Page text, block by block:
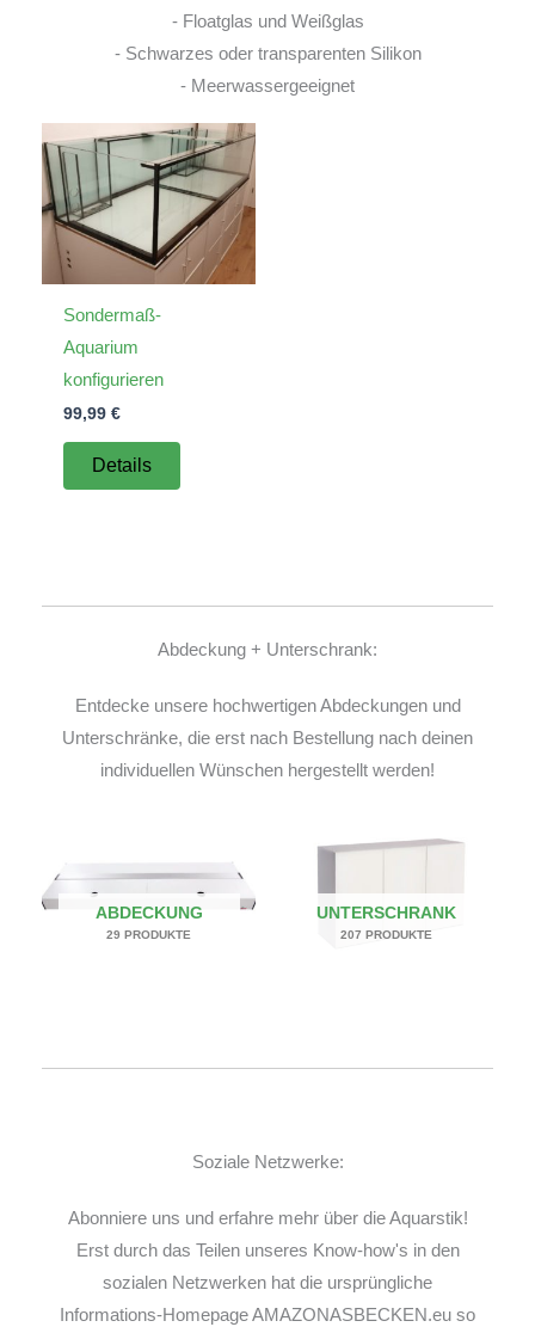
- Floatglas und Weißglas
- Schwarzes oder transparenten Silikon
- Meerwassergeeignet
Sondermaß-
Aquarium
konfigurieren
99,99 €
Details
Abdeckung + Unterschrank:
Entdecke unsere hochwertigen Abdeckungen und
Unterschränke, die erst nach Bestellung nach deinen
individuellen Wünschen hergestellt werden!
ABDECKUNG
29 PRODUKTE
UNTERSCHRANK
207 PRODUKTE
Soziale Netzwerke:
Abonniere uns und erfahre mehr über die Aquarstik!
Erst durch das Teilen unseres Know-how's in den
sozialen Netzwerken hat die ursprüngliche
Informations-Homepage AMAZONASBECKEN.eu so